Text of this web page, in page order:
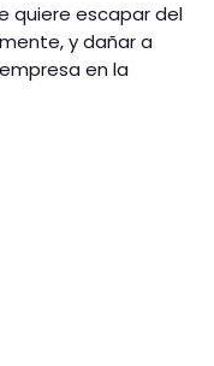
quiere escapar del
y dañar a
en la